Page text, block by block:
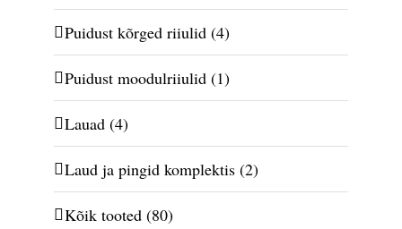
Puidust kõrged riiulid (4)
Puidust moodulriiulid (1)
Lauad (4)
Laud ja pingid komplektis (2)
Kõik tooted (80)